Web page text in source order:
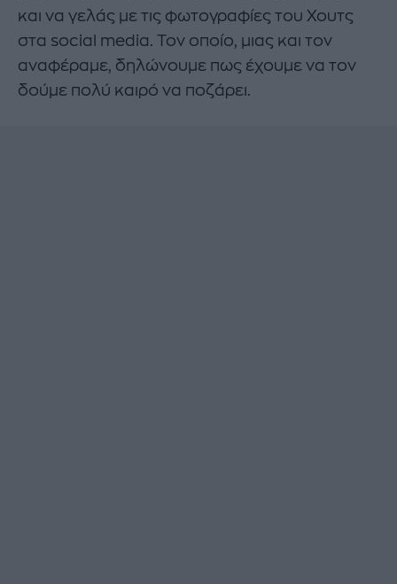
και να γελάς με τις φωτογραφίες του Χουτς
στα social media. Τον οποίο, μιας και τον
αναφέραμε, δηλώνουμε πως έχουμε να τον
δούμε πολύ καιρό να ποζάρει.